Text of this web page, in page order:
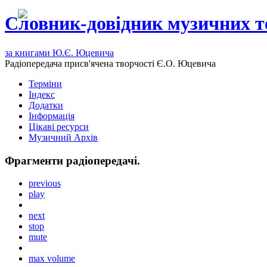
Словник-довідник музичних
за книгами Ю.Є. Юцевича
Радіопередача присв'ячена творчості Є.О. Юцевича
Терміни
Індекс
Додатки
Інформація
Цікаві ресурси
Музичний Архів
Фрагменти радіопередачі.
previous
play
next
stop
mute
max volume